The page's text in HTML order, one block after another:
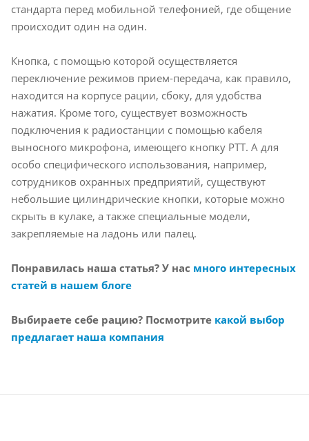
стандарта перед мобильной телефонией, где общение
происходит один на один.
Кнопка, с помощью которой осуществляется
переключение режимов прием-передача, как правило,
находится на корпусе рации, сбоку, для удобства
нажатия. Кроме того, существует возможность
подключения к радиостанции c помощью кабеля
выносного микрофона, имеющего кнопку PTT. А для
особо специфического использования, например,
сотрудников охранных предприятий, существуют
небольшие цилиндрические кнопки, которые можно
скрыть в кулаке, а также специальные модели,
закрепляемые на ладонь или палец.
Понравилась наша статья? У нас много интересных
статей в нашем блоге
Выбираете себе рацию? Посмотрите какой выбор
предлагает наша компания